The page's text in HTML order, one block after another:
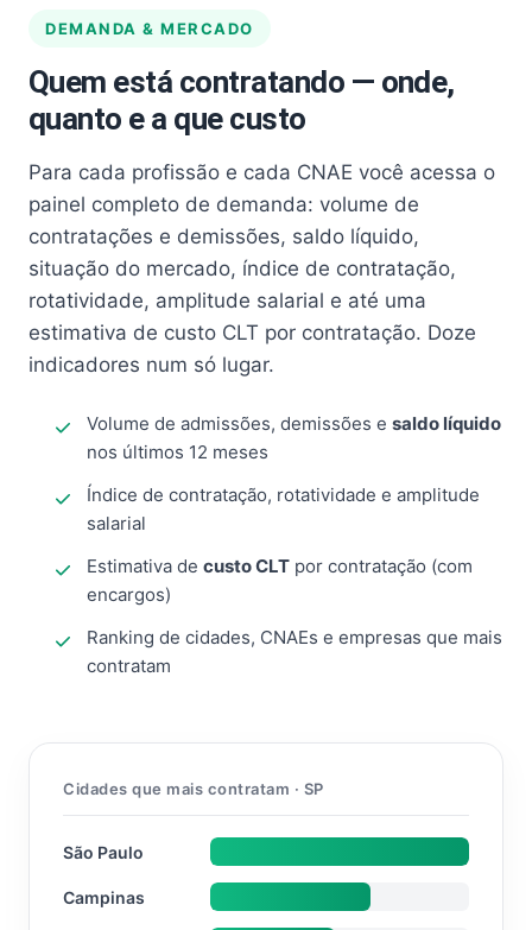
DEMANDA & MERCADO
Quem está contratando — onde,
quanto e a que custo
Para cada profissão e cada CNAE você acessa o
painel completo de demanda: volume de
contratações e demissões, saldo líquido,
situação do mercado, índice de contratação,
rotatividade, amplitude salarial e até uma
estimativa de custo CLT por contratação. Doze
indicadores num só lugar.
Volume de admissões, demissões e saldo líquido
nos últimos 12 meses
Índice de contratação, rotatividade e amplitude
salarial
Estimativa de custo CLT por contratação (com
encargos)
Ranking de cidades, CNAEs e empresas que mais
contratam
Cidades que mais contratam · SP
São Paulo
Campinas